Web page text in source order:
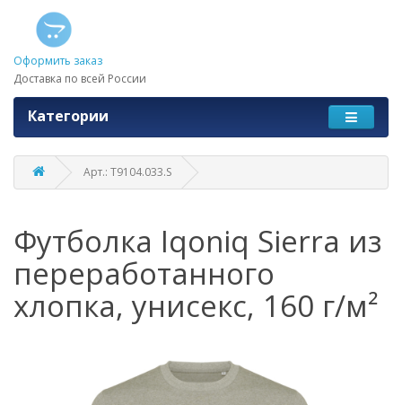
Оформить заказ
Доставка по всей России
Категории
Арт.: T9104.033.S
Футболка Iqoniq Sierra из
переработанного
хлопка, унисекс, 160 г/м²